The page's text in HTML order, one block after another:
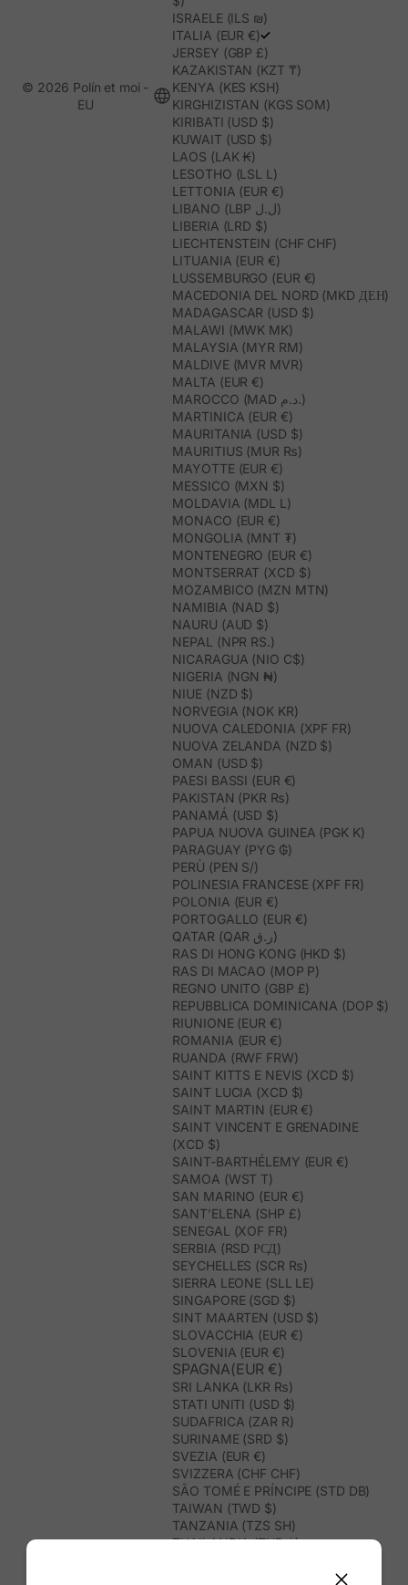
ISRAELE (ILS ₪)
ITALIA (EUR €)
JERSEY (GBP £)
KAZAKISTAN (KZT ₸)
KENYA (KES KSH)
KIRGHIZISTAN (KGS SOM)
KIRIBATI (USD $)
KUWAIT (USD $)
LAOS (LAK ₭)
LESOTHO (LSL L)
LETTONIA (EUR €)
LIBANO (LBP ل.ل)
LIBERIA (LRD $)
LIECHTENSTEIN (CHF CHF)
LITUANIA (EUR €)
LUSSEMBURGO (EUR €)
MACEDONIA DEL NORD (MKD ДЕН)
MADAGASCAR (USD $)
MALAWI (MWK MK)
MALAYSIA (MYR RM)
MALDIVE (MVR MVR)
MALTA (EUR €)
MAROCCO (MAD د.م.)
MARTINICA (EUR €)
MAURITANIA (USD $)
MAURITIUS (MUR ₨)
MAYOTTE (EUR €)
MESSICO (MXN $)
MOLDAVIA (MDL L)
MONACO (EUR €)
MONGOLIA (MNT ₮)
MONTENEGRO (EUR €)
MONTSERRAT (XCD $)
MOZAMBICO (MZN MTN)
NAMIBIA (NAD $)
NAURU (AUD $)
NEPAL (NPR RS.)
NICARAGUA (NIO C$)
NIGERIA (NGN ₦)
NIUE (NZD $)
NORVEGIA (NOK KR)
NUOVA CALEDONIA (XPF FR)
NUOVA ZELANDA (NZD $)
OMAN (USD $)
PAESI BASSI (EUR €)
PAKISTAN (PKR ₨)
PANAMÁ (USD $)
PAPUA NUOVA GUINEA (PGK K)
PARAGUAY (PYG ₲)
PERÙ (PEN S/)
POLINESIA FRANCESE (XPF FR)
POLONIA (EUR €)
PORTOGALLO (EUR €)
QATAR (QAR ر.ق)
RAS DI HONG KONG (HKD $)
RAS DI MACAO (MOP P)
REGNO UNITO (GBP £)
REPUBBLICA DOMINICANA (DOP $)
RIUNIONE (EUR €)
ROMANIA (EUR €)
RUANDA (RWF FRW)
SAINT KITTS E NEVIS (XCD $)
SAINT LUCIA (XCD $)
SAINT MARTIN (EUR €)
SAINT VINCENT E GRENADINE
(XCD $)
SAINT-BARTHÉLEMY (EUR €)
SAMOA (WST T)
SAN MARINO (EUR €)
SANT’ELENA (SHP £)
SENEGAL (XOF FR)
SERBIA (RSD РСД)
SEYCHELLES (SCR ₨)
SIERRA LEONE (SLL LE)
SINGAPORE (SGD $)
SINT MAARTEN (USD $)
SLOVACCHIA (EUR €)
SLOVENIA (EUR €)
SPAGNA(EUR €)
SRI LANKA (LKR ₨)
STATI UNITI (USD $)
SUDAFRICA (ZAR R)
SURINAME (SRD $)
SVEZIA (EUR €)
SVIZZERA (CHF CHF)
SÃO TOMÉ E PRÍNCIPE (STD DB)
TAIWAN (TWD $)
TANZANIA (TZS SH)
THAILANDIA (THB ฿)
© 2026 Polín et moi -
EU